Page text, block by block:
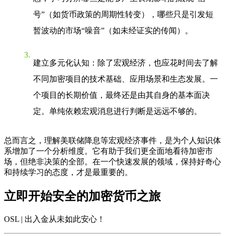
号”（如货币政策的周期性转变），哪些只是引发短
暂波动的市场“噪音”（如未经证实的传闻）。
建立多元化认知 ：除了宏观经济，也应花时间去了解
不同加密项目的技术基础、应用场景和生态发展。一
个项目的长期价值，最终还是由其自身的基本面决
定。单纯依赖宏观消息进行判断是远远不够的。
总而言之，理解美联储降息等宏观经济事件，是为个人知识体
系增加了一个分析维度。它有助于我们更全面地看待加密市
场，但绝非决策的全部。在一个快速发展的领域，保持好奇心
和持续学习的态度，才是最重要的。
立即开始安全的加密货币之旅
OSL | 出入金从未如此安心 ！